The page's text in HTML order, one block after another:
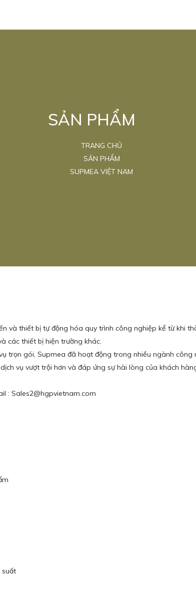
SẢN PHẨM
TRANG CHỦ
SẢN PHẨM
SUPMEA VIỆT NAM
và thiết bị tự động hóa quy trình công nghiệp kể từ khi
các thiết bị hiện trường khác.
trọn gói, Supmea đã hoạt động trong nhiều ngành
vụ vượt trội hơn và đáp ứng sự hài lòng của khách
: Sales2@hgpvietnam.com
suất